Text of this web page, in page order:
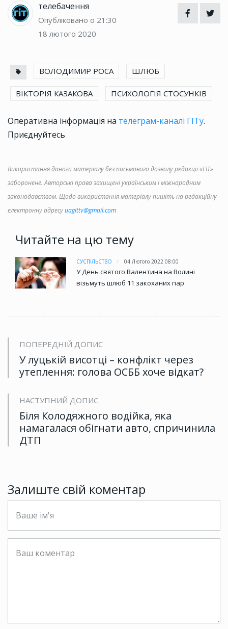
телебачення
Опубліковано о 21:30
18 лютого 2020
ВОЛОДИМИР РОСА ШЛЮБ
ВІКТОРІЯ КАЗАКОВА ПСИХОЛОГІЯ СТОСУНКІВ
Оперативна інформація на телеграм-каналі ГІТу.
Приєднуйтесь
Використання даного матеріалу без письмового дозволу редакції «ГІТ»
заборонене. Авторські права захищені українським і міжнародним
законодавством. Щодо використання матеріалу пишіть на редакційну
електронну адресуuagittv@gmail.com
Читайте на цю тему
СУСПІЛЬСТВО 04 Лютого 2022 08:00
У День святого Валентина на Волині
візьмуть шлюб 11 закоханих пар
ПОПЕРЕДНІЙ ДОПИС
У луцькій висотці – конфлікт через
утеплення: голова ОСББ хоче відкат?
НАСТУПНИЙ ДОПИС
Біля Колодяжного водійка, яка
намагалася обігнати авто, спричинила
ДТП
Залиште свій коментар